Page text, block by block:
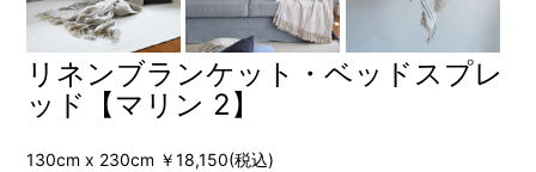
リネンブランケット・ベッドスプレ
ッド【マリン 2】
130cm x 230cm ￥18,150(税込)